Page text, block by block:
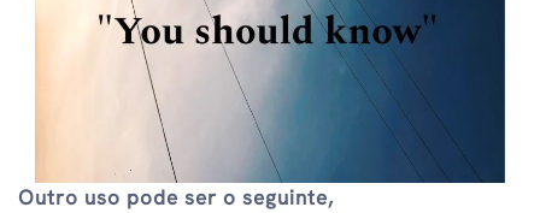
Outro uso pode ser o seguinte,